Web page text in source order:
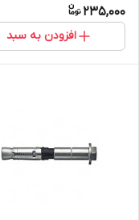
235,000
افزودن به سبد